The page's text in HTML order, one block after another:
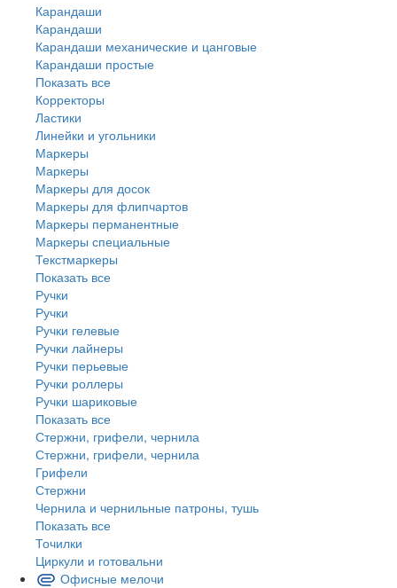
Карандаши
Карандаши
Карандаши механические и цанговые
Карандаши простые
Показать все
Корректоры
Ластики
Линейки и угольники
Маркеры
Маркеры
Маркеры для досок
Маркеры для флипчартов
Маркеры перманентные
Маркеры специальные
Текстмаркеры
Показать все
Ручки
Ручки
Ручки гелевые
Ручки лайнеры
Ручки перьевые
Ручки роллеры
Ручки шариковые
Показать все
Стержни, грифели, чернила
Стержни, грифели, чернила
Грифели
Стержни
Чернила и чернильные патроны, тушь
Показать все
Точилки
Циркули и готовальни
Офисные мелочи